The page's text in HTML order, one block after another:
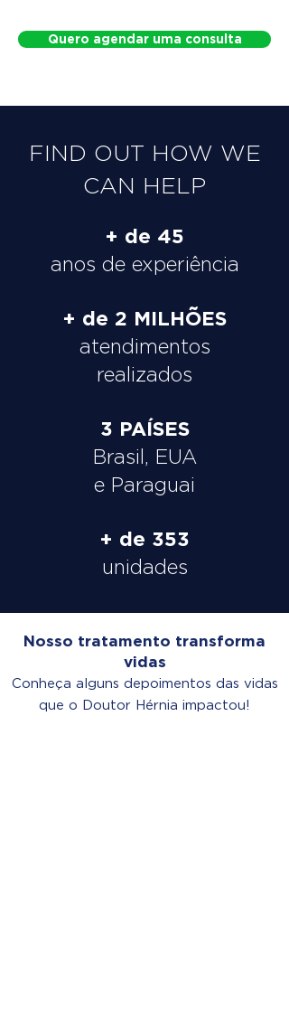
Quero agendar uma consulta
FIND OUT HOW WE
CAN HELP
+ de 45
anos de experiência
+ de 2 MILHÕES
atendimentos
realizados
3 PAÍSES
Brasil, EUA
e Paraguai
+ de 353
unidades
Nosso tratamento transforma
vidas
Conheça alguns depoimentos das vidas
que o Doutor Hérnia impactou!